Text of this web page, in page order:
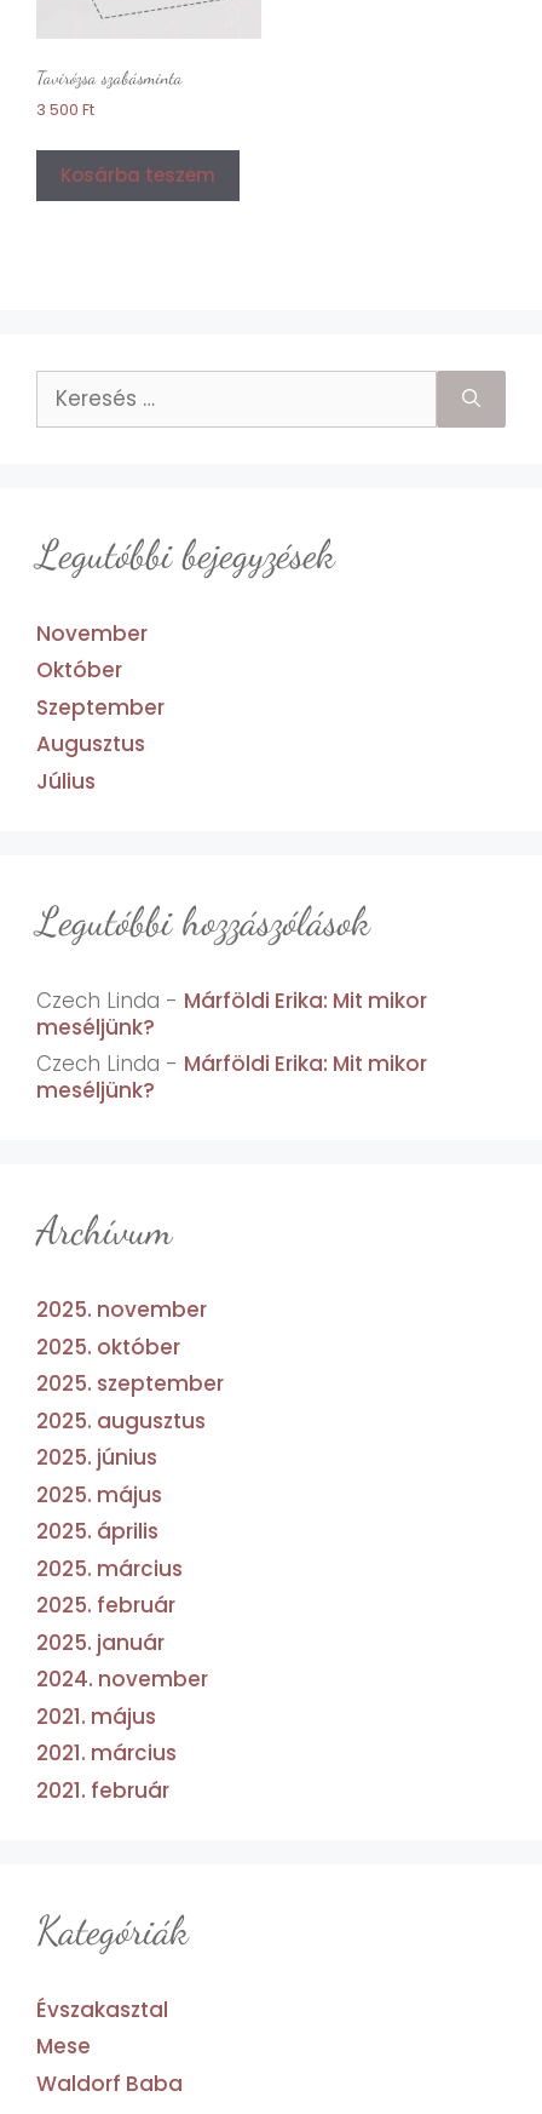
Tavirózsa szabásminta
3 500 Ft
Kosárba teszem
Legutóbbi bejegyzések
November
Október
Szeptember
Augusztus
Július
Legutóbbi hozzászólások
Czech Linda - Márföldi Erika: Mit mikor
meséljünk?
Czech Linda - Márföldi Erika: Mit mikor
meséljünk?
Archívum
2025. november
2025. október
2025. szeptember
2025. augusztus
2025. június
2025. május
2025. április
2025. március
2025. február
2025. január
2024. november
2021. május
2021. március
2021. február
Kategóriák
Évszakasztal
Mese
Waldorf Baba